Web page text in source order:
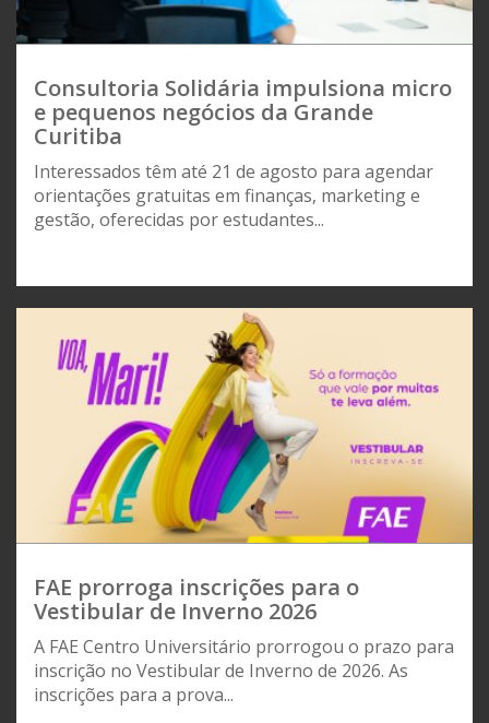
Consultoria Solidária impulsiona micro
e pequenos negócios da Grande
Curitiba
Interessados têm até 21 de agosto para agendar
orientações gratuitas em finanças, marketing e
gestão, oferecidas por estudantes...
FAE prorroga inscrições para o
Vestibular de Inverno 2026
A FAE Centro Universitário prorrogou o prazo para
inscrição no Vestibular de Inverno de 2026. As
inscrições para a prova...